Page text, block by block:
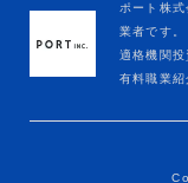
ポート株
業者です。
適格機関投
有料職業